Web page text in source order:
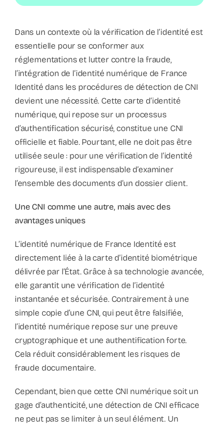
Dans un contexte où la vérification de l’identité est
essentielle pour se conformer aux
réglementations et lutter contre la fraude,
l’intégration de l’identité numérique de France
Identité dans les procédures de détection de CNI
devient une nécessité. Cette carte d’identité
numérique, qui repose sur un processus
d’authentification sécurisé, constitue une CNI
officielle et fiable. Pourtant, elle ne doit pas être
utilisée seule : pour une vérification de l’identité
rigoureuse, il est indispensable d’examiner
l’ensemble des documents d’un dossier client.
Une CNI comme une autre, mais avec des
avantages uniques
L’identité numérique de France Identité est
directement liée à la carte d’identité biométrique
délivrée par l’État. Grâce à sa technologie avancée,
elle garantit une vérification de l’identité
instantanée et sécurisée. Contrairement à une
simple copie d’une CNI, qui peut être falsifiée,
l’identité numérique repose sur une preuve
cryptographique et une authentification forte.
Cela réduit considérablement les risques de
fraude documentaire.
Cependant, bien que cette CNI numérique soit un
gage d’authenticité, une détection de CNI efficace
ne peut pas se limiter à un seul élément. Un